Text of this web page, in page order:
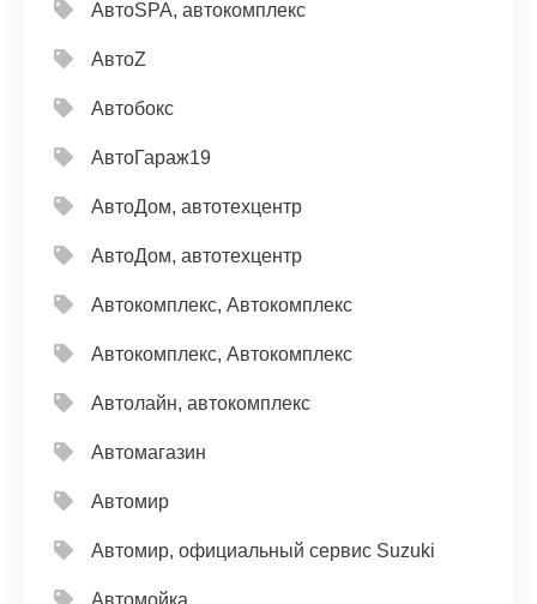
АвтоSPA, автокомплекс
АвтоZ
Автобокс
АвтоГараж19
АвтоДом, автотехцентр
АвтоДом, автотехцентр
Автокомплекс, Автокомплекс
Автокомплекс, Автокомплекс
Автолайн, автокомплекс
Автомагазин
Автомир
Автомир, официальный сервис Suzuki
Автомойка